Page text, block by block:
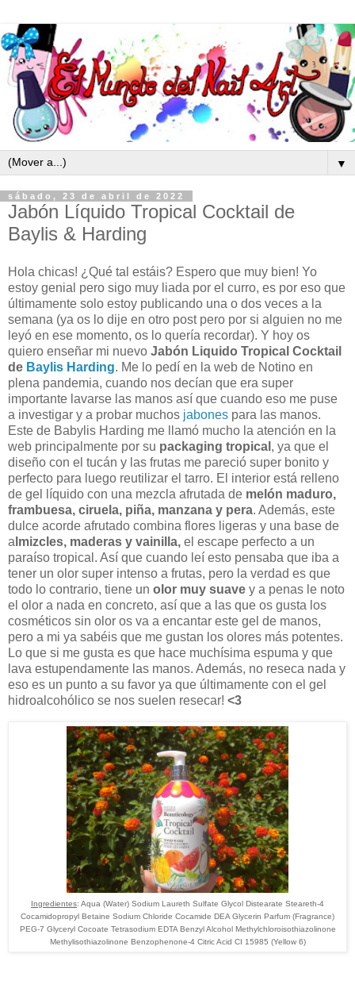
▼
sábado, 23 de abril de 2022
Jabón Líquido Tropical Cocktail de
Baylis & Harding
Hola chicas! ¿Qué tal estáis? Espero que muy bien! Yo
estoy genial pero sigo muy liada por el curro, es por eso que
últimamente solo estoy publicando una o dos veces a la
semana (ya os lo dije en otro post pero por si alguien no me
leyó en ese momento, os lo quería recordar). Y hoy os
quiero enseñar mi nuevo Jabón Liquido Tropical Cocktail
de Baylis Harding. Me lo pedí en la web de Notino en
plena pandemia, cuando nos decían que era super
importante lavarse las manos así que cuando eso me puse
a investigar y a probar muchos jabones para las manos.
Este de Babylis Harding me llamó mucho la atención en la
web principalmente por su packaging tropical , ya que el
diseño con el tucán y las frutas me pareció super bonito y
perfecto para luego reutilizar el tarro. El interior está relleno
de gel líquido con una mezcla afrutada de melón maduro,
frambuesa, ciruela, piña, manzana y pera. Además, este
dulce acorde afrutado combina flores ligeras y una base de
a lmizcles, maderas y vainilla, e l escape perfecto a un
paraíso tropical. Así que cuando leí esto pensaba que iba a
tener un olor super intenso a frutas, pero la verdad es que
todo lo contrario, tiene un olor muy suave y a penas le noto
el olor a nada en concreto, así que a las que os gusta los
cosméticos sin olor os va a encantar este gel de manos,
pero a mi ya sabéis que me gustan los olores más potentes.
Lo que si me gusta es que hace muchísima espuma y que
lava estupendamente las manos. Además, no reseca nada y
eso es un punto a su favor ya que últimamente con el gel
hidroalcohólico se nos suelen resecar! <3
Ingredientes: Aqua (Water) Sodium Laureth Sulfate Glycol Distearate Steareth-4
Cocamidopropyl Betaine Sodium Chloride Cocamide DEA Glycerin Parfum (Fragrance)
PEG-7 Glyceryl Cocoate Tetrasodium EDTA Benzyl Alcohol Methylchloroisothiazolinone
Methylisothiazolinone Benzophenone-4 Citric Acid CI 15985 (Yellow 6)